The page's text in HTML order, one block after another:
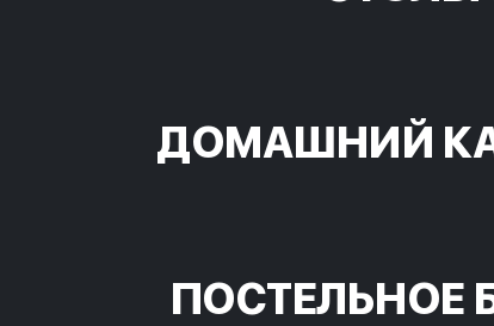
ДОМАШНИЙ
ПОСТЕЛЬНОЕ